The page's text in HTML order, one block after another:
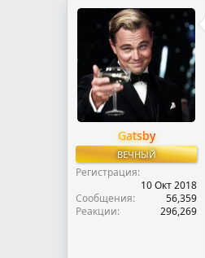
т
м
т
а
н
а
ч
а
л
Gatsby
ВЕЧНЫЙ
Регистрация
10 Окт 2018
Сообщения
56,359
Реакции
296,269